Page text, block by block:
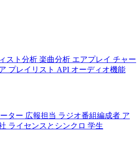
スト分析 楽曲分析 エアプレイ チャー
プレイリスト API オーディオ機能
ター 広報担当 ラジオ番組編成者 ア
ライセンスとシンクロ 学生